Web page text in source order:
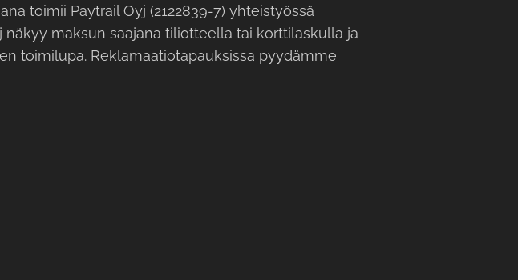
toimii Paytrail Oyj (2122839-7) yhteistyössä
maksun saajana tiliotteella tai korttilaskulla ja
toimilupa. Reklamaatiotapauksissa pyydämme